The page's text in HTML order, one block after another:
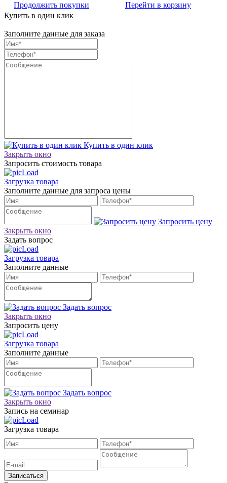
Продолжить покупки
Перейти в корзину
Купить в один клик
Заполните данные для заказа
Купить в один клик
Закрыть окно
Запросить стоимость товара
Загрузка товара
Заполните данные для запроса цены
Запросить цену
Закрыть окно
Задать вопрос
Загрузка товара
Заполните данные
Задать вопрос
Закрыть окно
Запросить цену
Загрузка товара
Заполните данные
Задать вопрос
Закрыть окно
Запись на семинар
Загрузка товара
Записаться